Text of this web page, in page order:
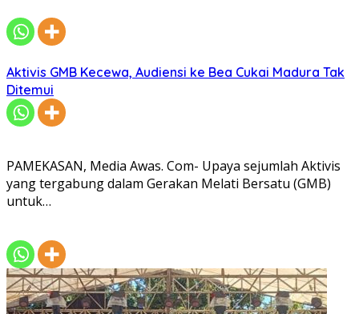
Aktivis GMB Kecewa, Audiensi ke Bea Cukai Madura Tak
Ditemui
PAMEKASAN, Media Awas. Com- Upaya sejumlah Aktivis
yang tergabung dalam Gerakan Melati Bersatu (GMB)
untuk…